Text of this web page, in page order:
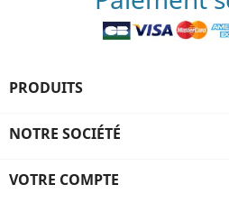
PRODUITS
NOTRE SOCIÉTÉ
VOTRE COMPTE